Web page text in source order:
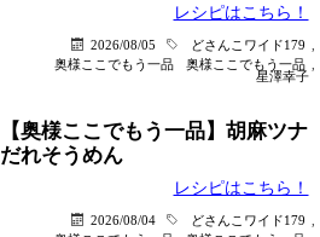
レシピはこちら！
2026/08/05 どさんこワイド179
奥様ここでもう一品
奥様ここでもう一品
星澤幸子
【奥様ここでもう一品】胡麻ツナ
だれそうめん
レシピはこちら！
2026/08/04 どさんこワイド179